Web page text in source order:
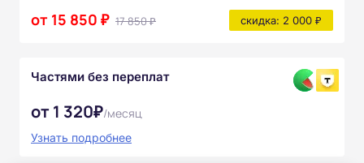
от 15 850 ₽ 17 850 ₽ скидка: 2 000 ₽
Частями без переплат
от 1 320₽/месяц
Узнать подробнее